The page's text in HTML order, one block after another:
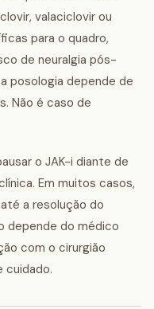
valaciclovir ou
para o quadro,
de neuralgia pós-
posologia depende de
Não é caso de
o JAK-i diante de
Em muitos casos,
a resolução do
depende do médico
com o cirurgião
cuidado.